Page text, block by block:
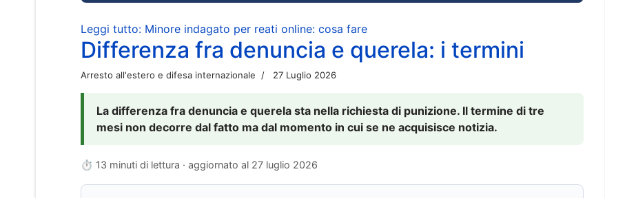
Leggi tutto: Minore indagato per reati online: cosa fare
Differenza fra denuncia e querela: i termini
Arresto all'estero e difesa internazionale 27 Luglio 2026
La differenza fra denuncia e querela sta nella richiesta di punizione. Il termine di tre
mesi non decorre dal fatto ma dal momento in cui se ne acquisisce notizia.
⏱ 13 minuti di lettura · aggiornato al 27 luglio 2026